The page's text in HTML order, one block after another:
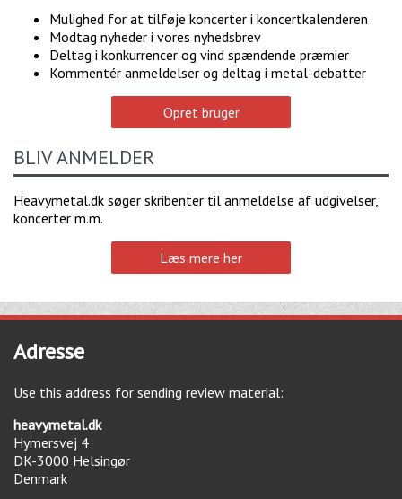
Mulighed for at tilføje koncerter i koncertkalenderen
Modtag nyheder i vores nyhedsbrev
Deltag i konkurrencer og vind spændende præmier
Kommentér anmeldelser og deltag i metal-debatter
Opret bruger
BLIV ANMELDER
Heavymetal.dk søger skribenter til anmeldelse af udgivelser,
koncerter m.m.
Læs mere her
Adresse
Use this address for sending review material:
heavymetal.dk
Hymersvej 4
DK-3000 Helsingør
Denmark